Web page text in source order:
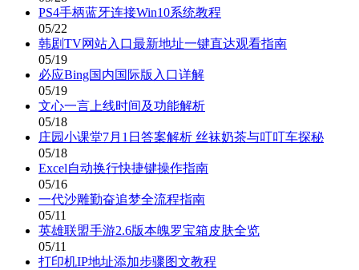
PS4手柄蓝牙连接Win10系统教程
05/22
韩剧TV网站入口最新地址一键直达观看指南
05/19
必应Bing国内国际版入口详解
05/19
文心一言上线时间及功能解析
05/18
庄园小课堂7月1日答案解析 丝袜奶茶与叮叮车探秘
05/18
Excel自动换行快捷键操作指南
05/16
一代沙雕勤奋追梦全流程指南
05/11
英雄联盟手游2.6版本魄罗宝箱皮肤全览
05/11
打印机IP地址添加步骤图文教程